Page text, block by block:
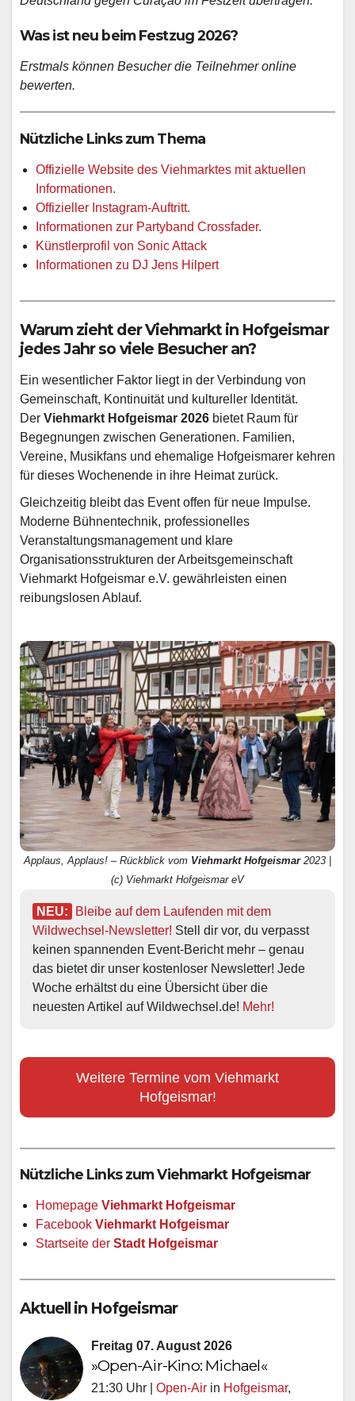
Was ist neu beim Festzug 2026?
Erstmals können Besucher die Teilnehmer online
bewerten.
Nützliche Links zum Thema
Offizielle Website des Viehmarktes mit aktuellen
Informationen.
Offizieller Instagram-Auftritt.
Informationen zur Partyband Crossfader.
Künstlerprofil von Sonic Attack
Informationen zu DJ Jens Hilpert
Warum zieht der Viehmarkt in Hofgeismar
jedes Jahr so viele Besucher an?
Ein wesentlicher Faktor liegt in der Verbindung von
Gemeinschaft, Kontinuität und kultureller Identität.
Der Viehmarkt Hofgeismar 2026 bietet Raum für
Begegnungen zwischen Generationen. Familien,
Vereine, Musikfans und ehemalige Hofgeismarer kehren
für dieses Wochenende in ihre Heimat zurück.
Gleichzeitig bleibt das Event offen für neue Impulse.
Moderne Bühnentechnik, professionelles
Veranstaltungsmanagement und klare
Organisationsstrukturen der Arbeitsgemeinschaft
Viehmarkt Hofgeismar e.V. gewährleisten einen
reibungslosen Ablauf.
Applaus, Applaus! – Rückblick vom Viehmarkt Hofgeismar2023 |
(c) Viehmarkt Hofgeismar eV
NEU:
Bleibe auf dem Laufenden mit dem
Wildwechsel-Newsletter! Stell dir vor, du verpasst
keinen spannenden Event-Bericht mehr – genau
das bietet dir unser kostenloser Newsletter! Jede
Woche erhältst du eine Übersicht über die
neuesten Artikel auf Wildwechsel.de! Mehr!
Weitere Termine vom Viehmarkt
Hofgeismar!
Nützliche Links zum Viehmarkt Hofgeismar
Homepage Viehmarkt Hofgeismar
Facebook Viehmarkt Hofgeismar
Startseite der Stadt Hofgeismar
Aktuell in Hofgeismar
Freitag 07. August 2026
»Open-Air-Kino: Michael«
21:30 Uhr | Open-Air in Hofgeismar,